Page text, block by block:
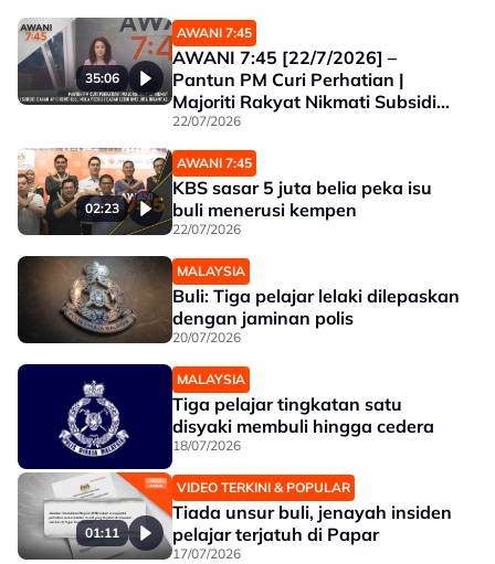
35:06
AWANI 7:45
AWANI 7:45 [22/7/2026] –
Pantun PM Curi Perhatian |
Majoriti Rakyat Nikmati Subsidi
Bahan Api | Henti Buli, Mula
Peduli | Dadah Lebih RM3 Juta
Dirampas
22/07/2026
02:23
AWANI 7:45
KBS sasar 5 juta belia peka isu
buli menerusi kempen
22/07/2026
MALAYSIA
Buli: Tiga pelajar lelaki dilepaskan
dengan jaminan polis
20/07/2026
MALAYSIA
Tiga pelajar tingkatan satu
disyaki membuli hingga cedera
18/07/2026
01:11
VIDEO TERKINI & POPULAR
Tiada unsur buli, jenayah insiden
pelajar terjatuh di Papar
17/07/2026